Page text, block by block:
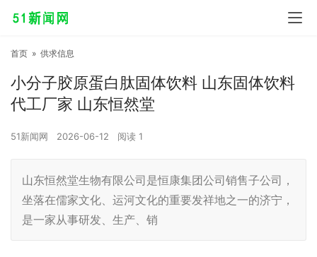
首页 » 供求信息
小分子胶原蛋白肽固体饮料 山东固体饮料
代工厂家 山东恒然堂
51新闻网 2026-06-12 阅读 1
山东恒然堂生物有限公司是恒康集团公司销售子公司，
坐落在儒家文化、运河文化的重要发祥地之一的济宁，
是一家从事研发、生产、销